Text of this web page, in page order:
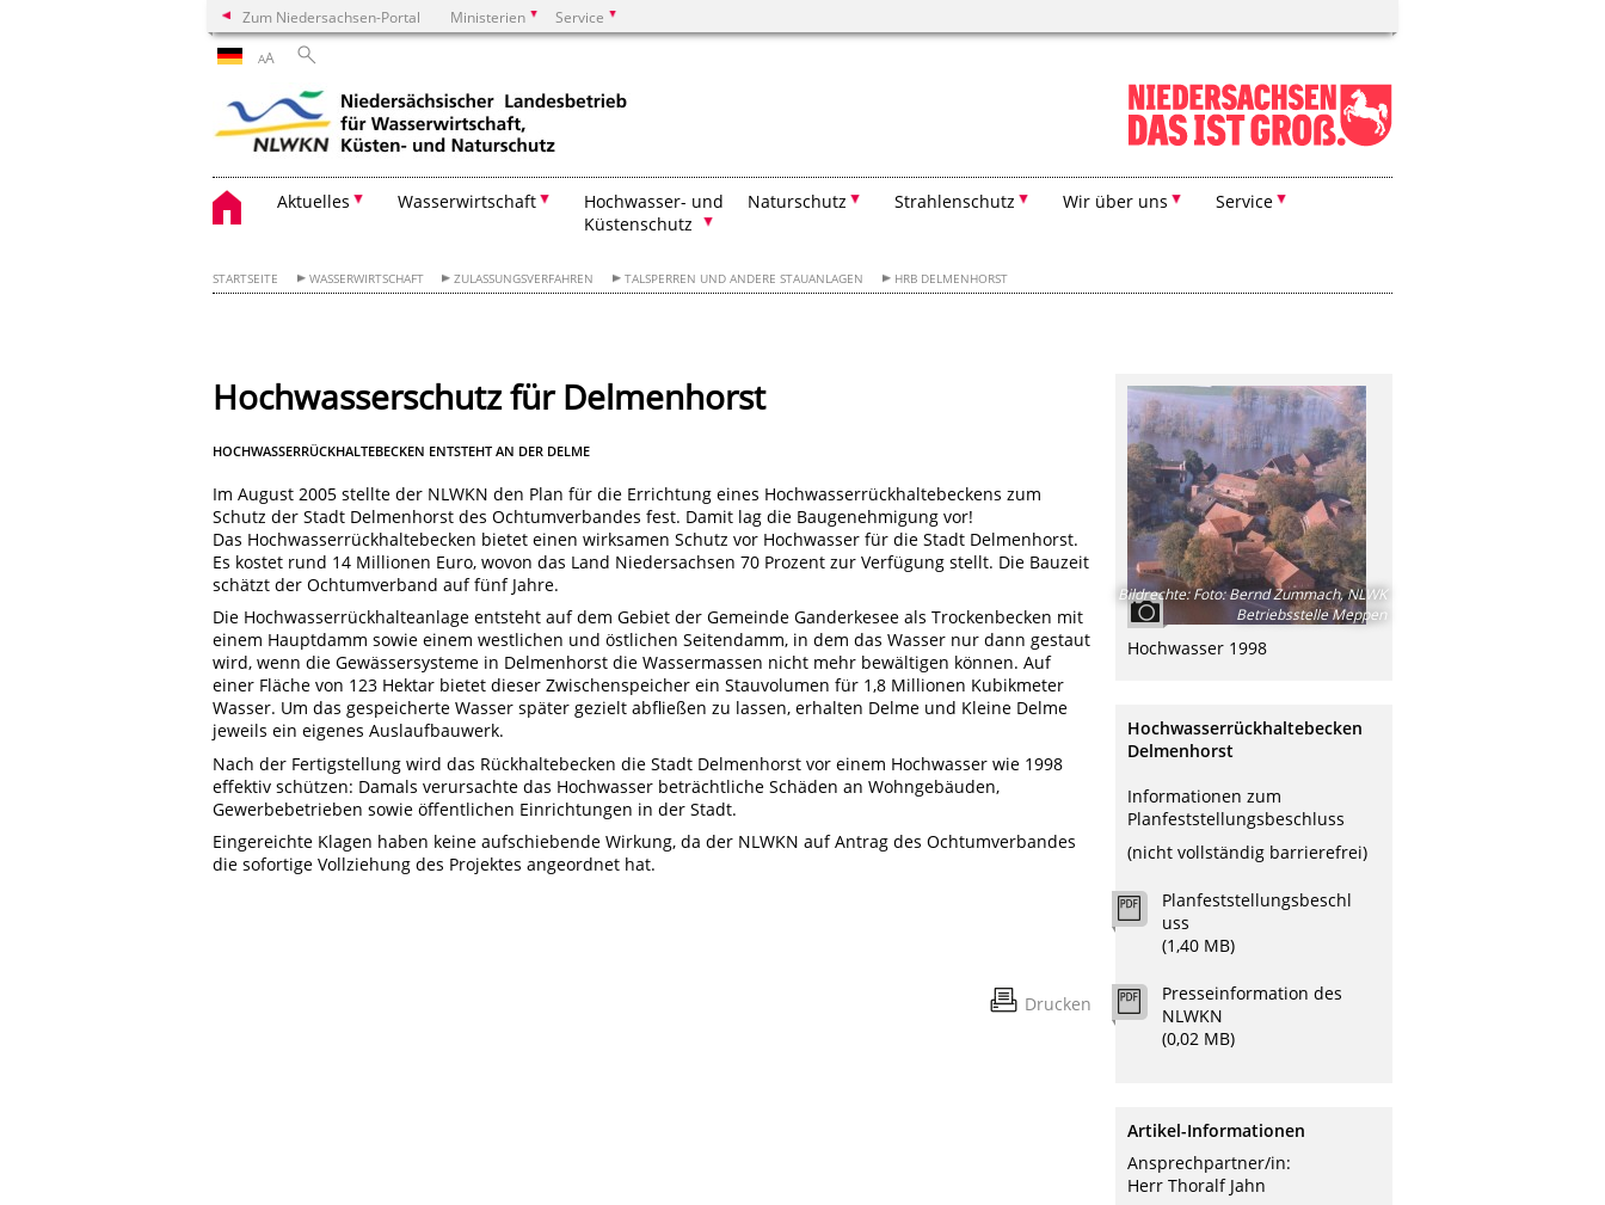
Zum Niedersachsen-Portal Ministerien Service
AA
Aktuelles Wasserwirtschaft
Hochwasser- und
Küstenschutz
Naturschutz Strahlenschutz Wir über uns Service
STARTSEITE WASSERWIRTSCHAFT ZULASSUNGSVERFAHREN TALSPERREN UND ANDERE STAUANLAGEN HRB DELMENHORST
Hochwasserschutz für Delmenhorst
HOCHWASSERRÜCKHALTEBECKEN ENTSTEHT AN DER DELME
Im August 2005 stellte der NLWKN den Plan für die Errichtung eines Hochwasserrückhaltebeckens zum
Schutz der Stadt Delmenhorst des Ochtumverbandes fest. Damit lag die Baugenehmigung vor!
Das Hochwasserrückhaltebecken bietet einen wirksamen Schutz vor Hochwasser für die Stadt Delmenhorst.
Es kostet rund 14 Millionen Euro, wovon das Land Niedersachsen 70 Prozent zur Verfügung stellt. Die Bauzeit
schätzt der Ochtumverband auf fünf Jahre.
Die Hochwasserrückhalteanlage entsteht auf dem Gebiet der Gemeinde Ganderkesee als Trockenbecken mit
einem Hauptdamm sowie einem westlichen und östlichen Seitendamm, in dem das Wasser nur dann gestaut
wird, wenn die Gewässersysteme in Delmenhorst die Wassermassen nicht mehr bewältigen können. Auf
einer Fläche von 123 Hektar bietet dieser Zwischenspeicher ein Stauvolumen für 1,8 Millionen Kubikmeter
Wasser. Um das gespeicherte Wasser später gezielt abfließen zu lassen, erhalten Delme und Kleine Delme
jeweils ein eigenes Auslaufbauwerk.
Nach der Fertigstellung wird das Rückhaltebecken die Stadt Delmenhorst vor einem Hochwasser wie 1998
effektiv schützen: Damals verursachte das Hochwasser beträchtliche Schäden an Wohngebäuden,
Gewerbebetrieben sowie öffentlichen Einrichtungen in der Stadt.
Eingereichte Klagen haben keine aufschiebende Wirkung, da der NLWKN auf Antrag des Ochtumverbandes
die sofortige Vollziehung des Projektes angeordnet hat.
Drucken
Bildrechte:Foto: Bernd Zummach, NLWK
Betriebsstelle Meppen
Hochwasser 1998
Hochwasserrückhaltebecken
Delmenhorst
Informationen zum
Planfeststellungsbeschluss
(nicht vollständig barrierefrei)
Planfeststellungsbeschl
uss
(1,40 MB)
Presseinformation des
NLWKN
(0,02 MB)
Artikel-Informationen
Ansprechpartner/in:
Herr Thoralf Jahn